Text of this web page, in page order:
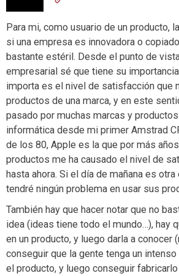
Para mi, como usuario de un producto,
si una empresa es innovadora o
bastante estéril. Desde el punto de
empresarial sé que tiene su
importa es el nivel de satisfacción que
productos de una marca, y en este
pasado por muchas marcas y
informática desde mi primer Amstrad
de los 80, Apple es la que por más
productos me ha causado el nivel de
hasta ahora. Si el día de mañana es
tendré ningún problema en usar sus
También hay que hacer notar que no
idea (ideas tiene todo el mundo…), hay
en un producto, y luego darla a conocer
conseguir que la gente tenga un
el producto, y luego conseguir